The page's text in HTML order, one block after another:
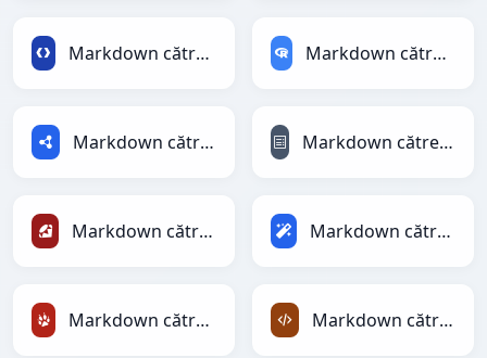
Markdown către Protobuf Markdown către RDataFrame
Markdown către RDF Markdown către reStructuredText
Markdown către Ruby Markdown către Magic
Markdown către TracWiki Markdown către XML